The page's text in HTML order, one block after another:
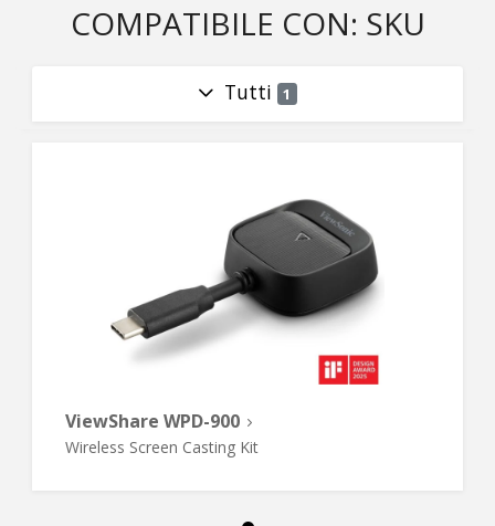
COMPATIBILE CON: SKU
Tutti 1
ViewShare WPD-900
Wireless Screen Casting Kit